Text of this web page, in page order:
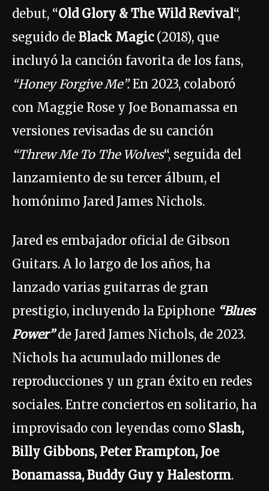
debut, “Old Glory & The Wild Revival“,
seguido de Black Magic(2018), que
incluyó la canción favorita de los fans,
“Honey Forgive Me”.En 2023, colaboró
con Maggie Rose y Joe Bonamassa en
versiones revisadas de su canción
“Threw Me To The Wolves“, seguida del
lanzamiento de su tercer álbum, el
homónimo Jared James Nichols.
Jared es embajador oficial de Gibson
Guitars. A lo largo de los años, ha
lanzado varias guitarras de gran
prestigio, incluyendo la Epiphone “Blues
Power”de Jared James Nichols, de 2023.
Nichols ha acumulado millones de
reproducciones y un gran éxito en redes
sociales. Entre conciertos en solitario, ha
improvisado con leyendas como Slash,
Billy Gibbons, Peter Frampton, Joe
Bonamassa, Buddy Guy y Halestorm.